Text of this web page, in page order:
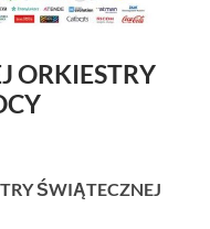
ORKIESTRY
ŚWIĄTECZNEJ